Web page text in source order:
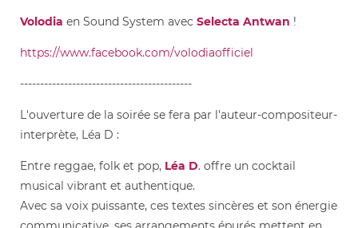
Volodia en Sound System avec Selecta Antwan !
https://www.facebook.com/volodiaofficiel
-------------------------------------------
L'ouverture de la soirée se fera par l'auteur-compositeur-
interprète, Léa D :
Entre reggae, folk et pop, Léa D. offre un cocktail
musical vibrant et authentique.
Avec sa voix puissante, ces textes sincères et son énergie